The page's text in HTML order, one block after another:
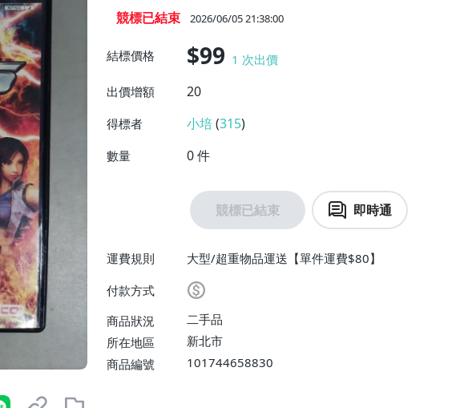
競標已結束 2026/06/05 21:38:00
結標價格 $99 1 次出價
出價增額
20
得標者 小培 (315)
數量 0件
競標已結束 即時通
運費規則
大型/超重物品運送【單件運費$80】
付款方式
商品狀況
二手品
所在地區
新北市
商品編號
101744658830